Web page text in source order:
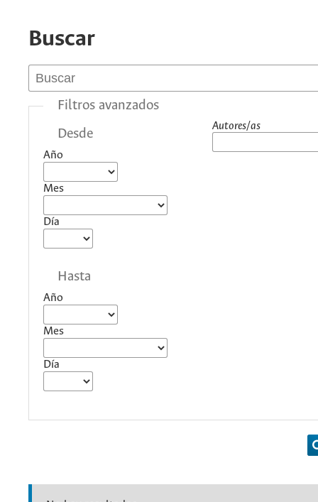
Buscar
Filtros avanzados
Desde
Año
Mes
Día
Hasta
Año
Mes
Día
Autores/as